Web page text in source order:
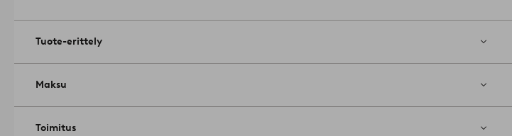
Tuote-erittely
Maksu
Toimitus